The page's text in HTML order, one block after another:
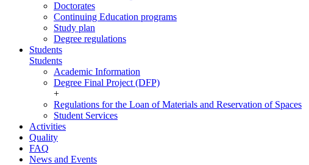
Doctorates
Continuing Education programs
Study plan
Degree regulations
Students
Students
Academic Information
Degree Final Project (DFP)
+
Regulations for the Loan of Materials and Reservation of Spaces
Student Services
Activities
Quality
FAQ
News and Events